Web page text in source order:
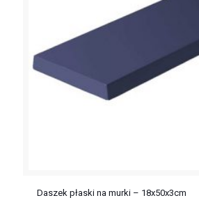
Daszek płaski na murki – 18x50x3cm